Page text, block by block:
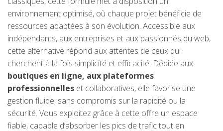
environnement optimisé, où chaque projet bénéficie de
ressources adaptées à son évolution. Accessible aux
indépendants, aux entreprises et aux passionnés du web,
cette alternative répond aux attentes de ceux qui
cherchent à la fois simplicité et efficacité. Dédiée aux
boutiques en ligne, aux plateformes
professionnelles et collaboratives, elle favorise une
gestion fluide, sans compromis sur la rapidité ou la
sécurité. Vous exploitez grâce à cette offre un espace
fiable, capable d’absorber les pics de trafic tout en